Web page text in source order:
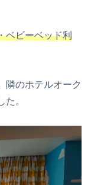
ベビーベッド利
隣のホテルオーク
。